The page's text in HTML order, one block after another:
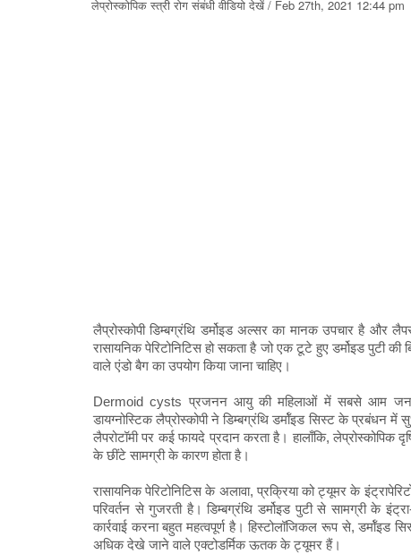
लेप्रोस्कोपिक स्त्री रोग संबंधी वीडियो देखें / Feb 27th, 2021 12:44
लैप्रोस्कोपी डिम्बग्रंथि डर्मोइड अल्सर का मानक उपचार है और
रासायनिक पेरिटोनिटिस हो सकता है जो एक टूटे हुए डर्मोइड पुटी
वाले एंडो बैग का उपयोग किया जाना चाहिए।
Dermoid cysts प्रजनन आयु की महिलाओं में सबसे आम
डायग्नोस्टिक लैप्रोस्कोपी ने डिम्बग्रंथि डर्मॉइड सिस्ट के प्रबंधन
लैपरोटॉमी पर कई फायदे प्रदान करता है। हालाँकि, लेप्रोस्कोपिक
के छींटे सामग्री के कारण होता है।
रासायनिक पेरिटोनिटिस के अलावा, प्रक्रिया को ट्यूमर के
परिवर्तन से गुजरती है। डिम्बग्रंथि डर्मोइड पुटी से सामग्री के
कार्रवाई करना बहुत महत्वपूर्ण है। हिस्टोलॉजिकल रूप से,
अधिक देखे जाने वाले एक्टोडर्मिक ऊतक के ट्यूमर हैं।